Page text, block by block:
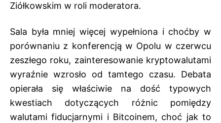
Ziółkowskim w roli moderatora.
Sala była mniej więcej wypełniona i choćby w
porównaniu z konferencją w Opolu w czerwcu
zeszłego roku, zainteresowanie kryptowalutami
wyraźnie wzrosło od tamtego czasu. Debata
opierała się właściwie na dość typowych
kwestiach dotyczących różnic pomiędzy
walutami fiducjarnymi i Bitcoinem, choć jak to